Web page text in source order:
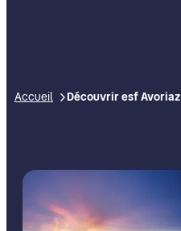
Accueil Découvrir esf Avoriaz